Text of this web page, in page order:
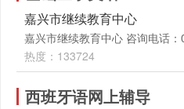
嘉兴市继续教育中心
嘉兴市继续教育中心 咨询电话
热度：133724
西班牙语网上辅导